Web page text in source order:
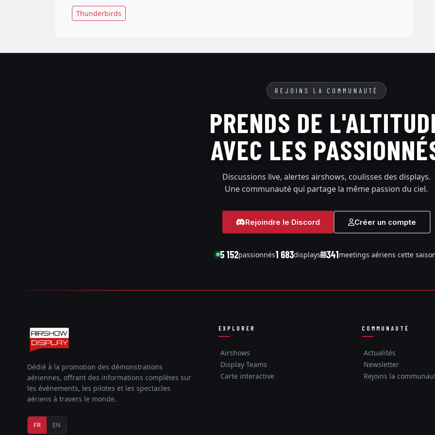
Thunderbirds
REJOINS LA COMMUNAUTÉ
PRENDS DE
AVEC LES
Discussions live, alertes airshows, coulisses des displays.
Une communauté qui partage la même passion du ciel.
Rejoindre le Discord Créer un compte
5 152passionnés1 683displays 341meetings aériens cette
Dédié à la promotion des démonstrations
aériennes, offrant des informations complètes sur
les événements, les pilotes et les spectacles
aériens à travers le monde.
FR EN
EXPLORER
Airshows
Display Teams
Carte interactive
COMMUNAUTÉ
Actualités
Newsletter
Rejoins la